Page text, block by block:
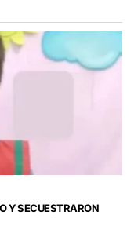
Y SECUESTRARON